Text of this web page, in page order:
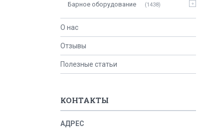
Барное оборудование 1438
О нас
Отзывы
Полезные статьи
КОНТАКТЫ